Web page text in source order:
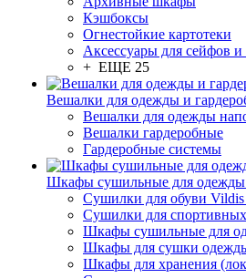
Кэшбоксы
Огнестойкие картотеки
Аксессуары для сейфов
+ ЕЩЕ 25
Вешалки для одежды и
Вешалки для одежды
Вешалки гардеробные
Гардеробные системы
Шкафы сушильные для одежды
Сушилки для обуви Vildis
Сушилки для спортивных
Шкафы сушильные для
Шкафы для сушки
Шкафы для хранения